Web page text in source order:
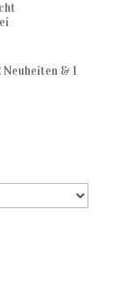
& 1